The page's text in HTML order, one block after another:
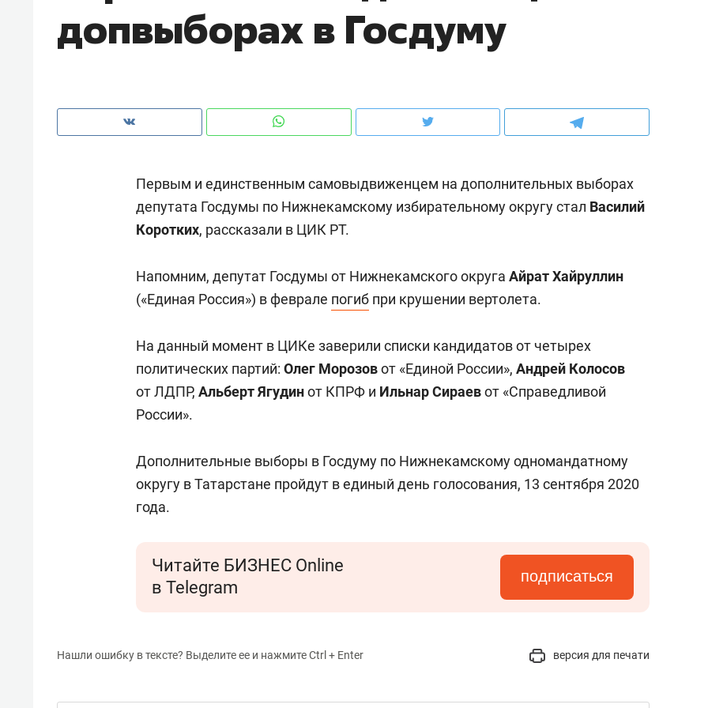
допвыборах в Госдуму
Первым и единственным самовыдвиженцем на дополнительных выборах
депутата Госдумы по Нижнекамскому избирательному округу стал Василий
Коротких, рассказали в ЦИК РТ.
Напомним, депутат Госдумы от Нижнекамского округа Айрат Хайруллин
(«Единая Россия») в феврале погиб при крушении вертолета.
На данный момент в ЦИКе заверили списки кандидатов от четырех
политических партий: Олег Морозовот «Единой России», Андрей Колосов
от ЛДПР, Альберт Ягудинот КПРФ и Ильнар Сираевот «Справедливой
России».
Дополнительные выборы в Госдуму по Нижнекамскому одномандатному
округу в Татарстане пройдут в единый день голосования, 13 сентября 2020
года.
Читайте БИЗНЕС Online
в Telegram
подписаться
Нашли ошибку в тексте? Выделите ее и нажмите Ctrl + Enter версия для печати
рынки, почему надо знать аксакалов и
чем интересен Оман?
клиентах и чудных запросах мастеров
Оставить шум за волной: как
ЖК «Заря»
Психотерапевт «Фороса»:
когда человек не считает
свою сверхнагрузку
стрессом»
Рекомендуем
с мебелью за 2
для меня это